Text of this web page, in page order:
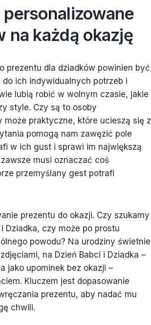
na każdą okazję
prezentu dla dziadków powinien być
ich indywidualnych potrzeb i
lubią robić w wolnym czasie, jakie
style. Czy są to osoby
praktyczne, które ucieszą się z
pomogą nam zawęzić pole
w ich gust i sprawi im największą
musi oznaczać coś
przemyślany gest potrafi
prezentu do okazji. Czy szukamy
Dziadka, czy może po prostu
powodu? Na urodziny świetnie
na Dzień Babci i Dziadka –
jako upominek bez okazji –
Kluczem jest dopasowanie
prezentu, aby nadać mu
chwili.